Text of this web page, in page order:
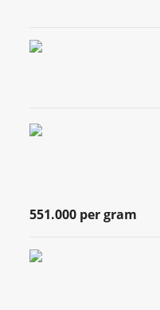
551.000 per gram